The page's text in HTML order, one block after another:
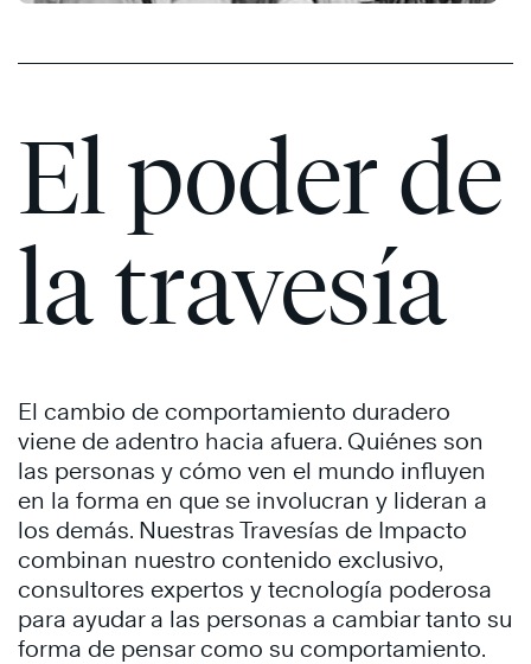
Disciplinas
la
Las
Disciplinas
de
Ejecución
El poder de
la travesía
El cambio de comportamiento duradero
viene de adentro hacia afuera. Quiénes son
las personas y cómo ven el mundo influyen
en la forma en que se involucran y lideran a
los demás. Nuestras Travesías de Impacto
combinan nuestro contenido exclusivo,
consultores expertos y tecnología poderosa
para ayudar a las personas a cambiar tanto su
forma de pensar como su comportamiento.